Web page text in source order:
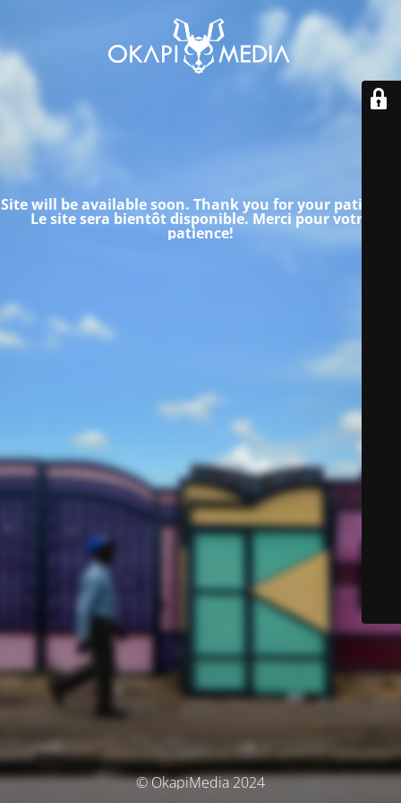
Site will be available soon. Thank you for your patience!
Le site sera bientôt disponible. Merci pour votre
patience!
© OkapiMedia 2024